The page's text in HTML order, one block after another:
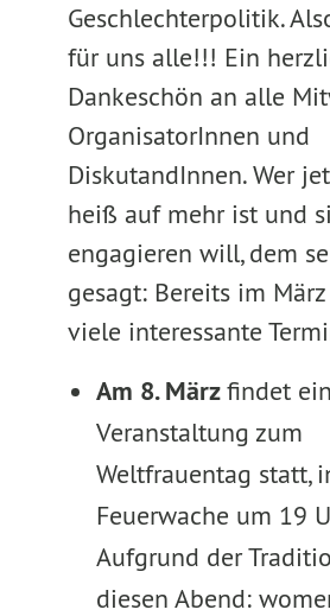
Geschlechterpolitik.
für uns alle!!! Ein
Dankeschön an alle
OrganisatorInnen und
DiskutandInnen. Wer
heiß auf mehr ist und
engagieren will, dem
gesagt: Bereits im
viele interessante
Am 8. Märzfindet
Veranstaltung zum
Weltfrauentag statt,
Feuerwache um 19
Aufgrund der
diesen Abend: